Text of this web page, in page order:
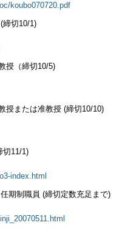
koubo070720.pdf
締切10/1)
授（締切10/5)
授または准教授 (締切10/10)
切11/1)
index.html
期制職員 (締切定数充足まで)